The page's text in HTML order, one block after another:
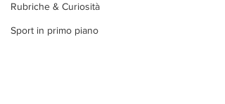
Rubriche & Curiosità
Sport in primo piano